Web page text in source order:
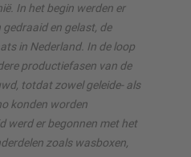
In het begin werden er
en gelast, de
in Nederland. In de loop
productiefasen van de
totdat zowel geleide- als
konden worden
werd er begonnen met het
zoals wasboxen,